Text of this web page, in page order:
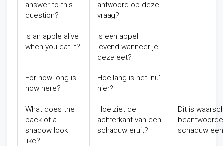
answer to this
question?
antwoord op deze
vraag?
Is an apple alive
when you eat it?
Is een appel
levend wanneer je
deze eet?
For how long is
now here?
Hoe lang is het ‘nu’
hier?
What does the
back of a
shadow look
like?
Hoe ziet de
achterkant van een
schaduw eruit?
Dit is
schaduw